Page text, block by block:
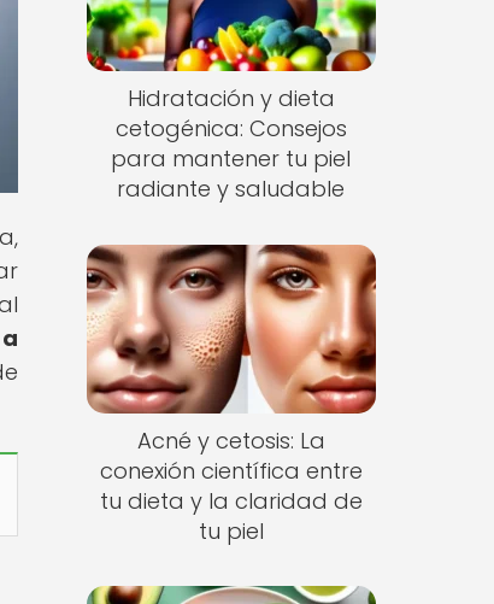
Hidratación y dieta
cetogénica: Consejos
para mantener tu piel
radiante y saludable
Acné y cetosis: La
conexión científica entre
tu dieta y la claridad de
tu piel